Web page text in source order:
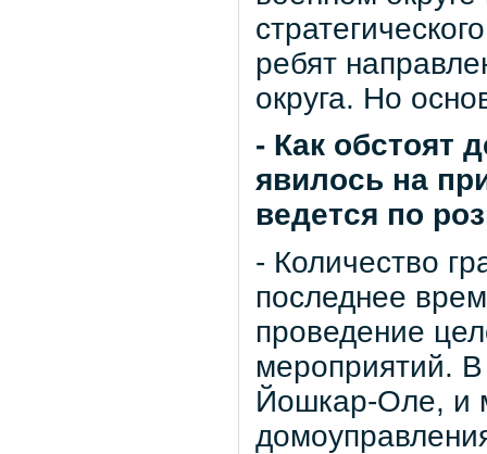
ребят
округа. Но
- Как обстоят
явилось на
ведется по
- Количество
последнее
проведение
мероприятий. В
Йошкар-Оле, и